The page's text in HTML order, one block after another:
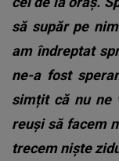
să supăr pe
am îndreptat
ne-a fost
simțit că nu ne
reuși să facem
trecem niște